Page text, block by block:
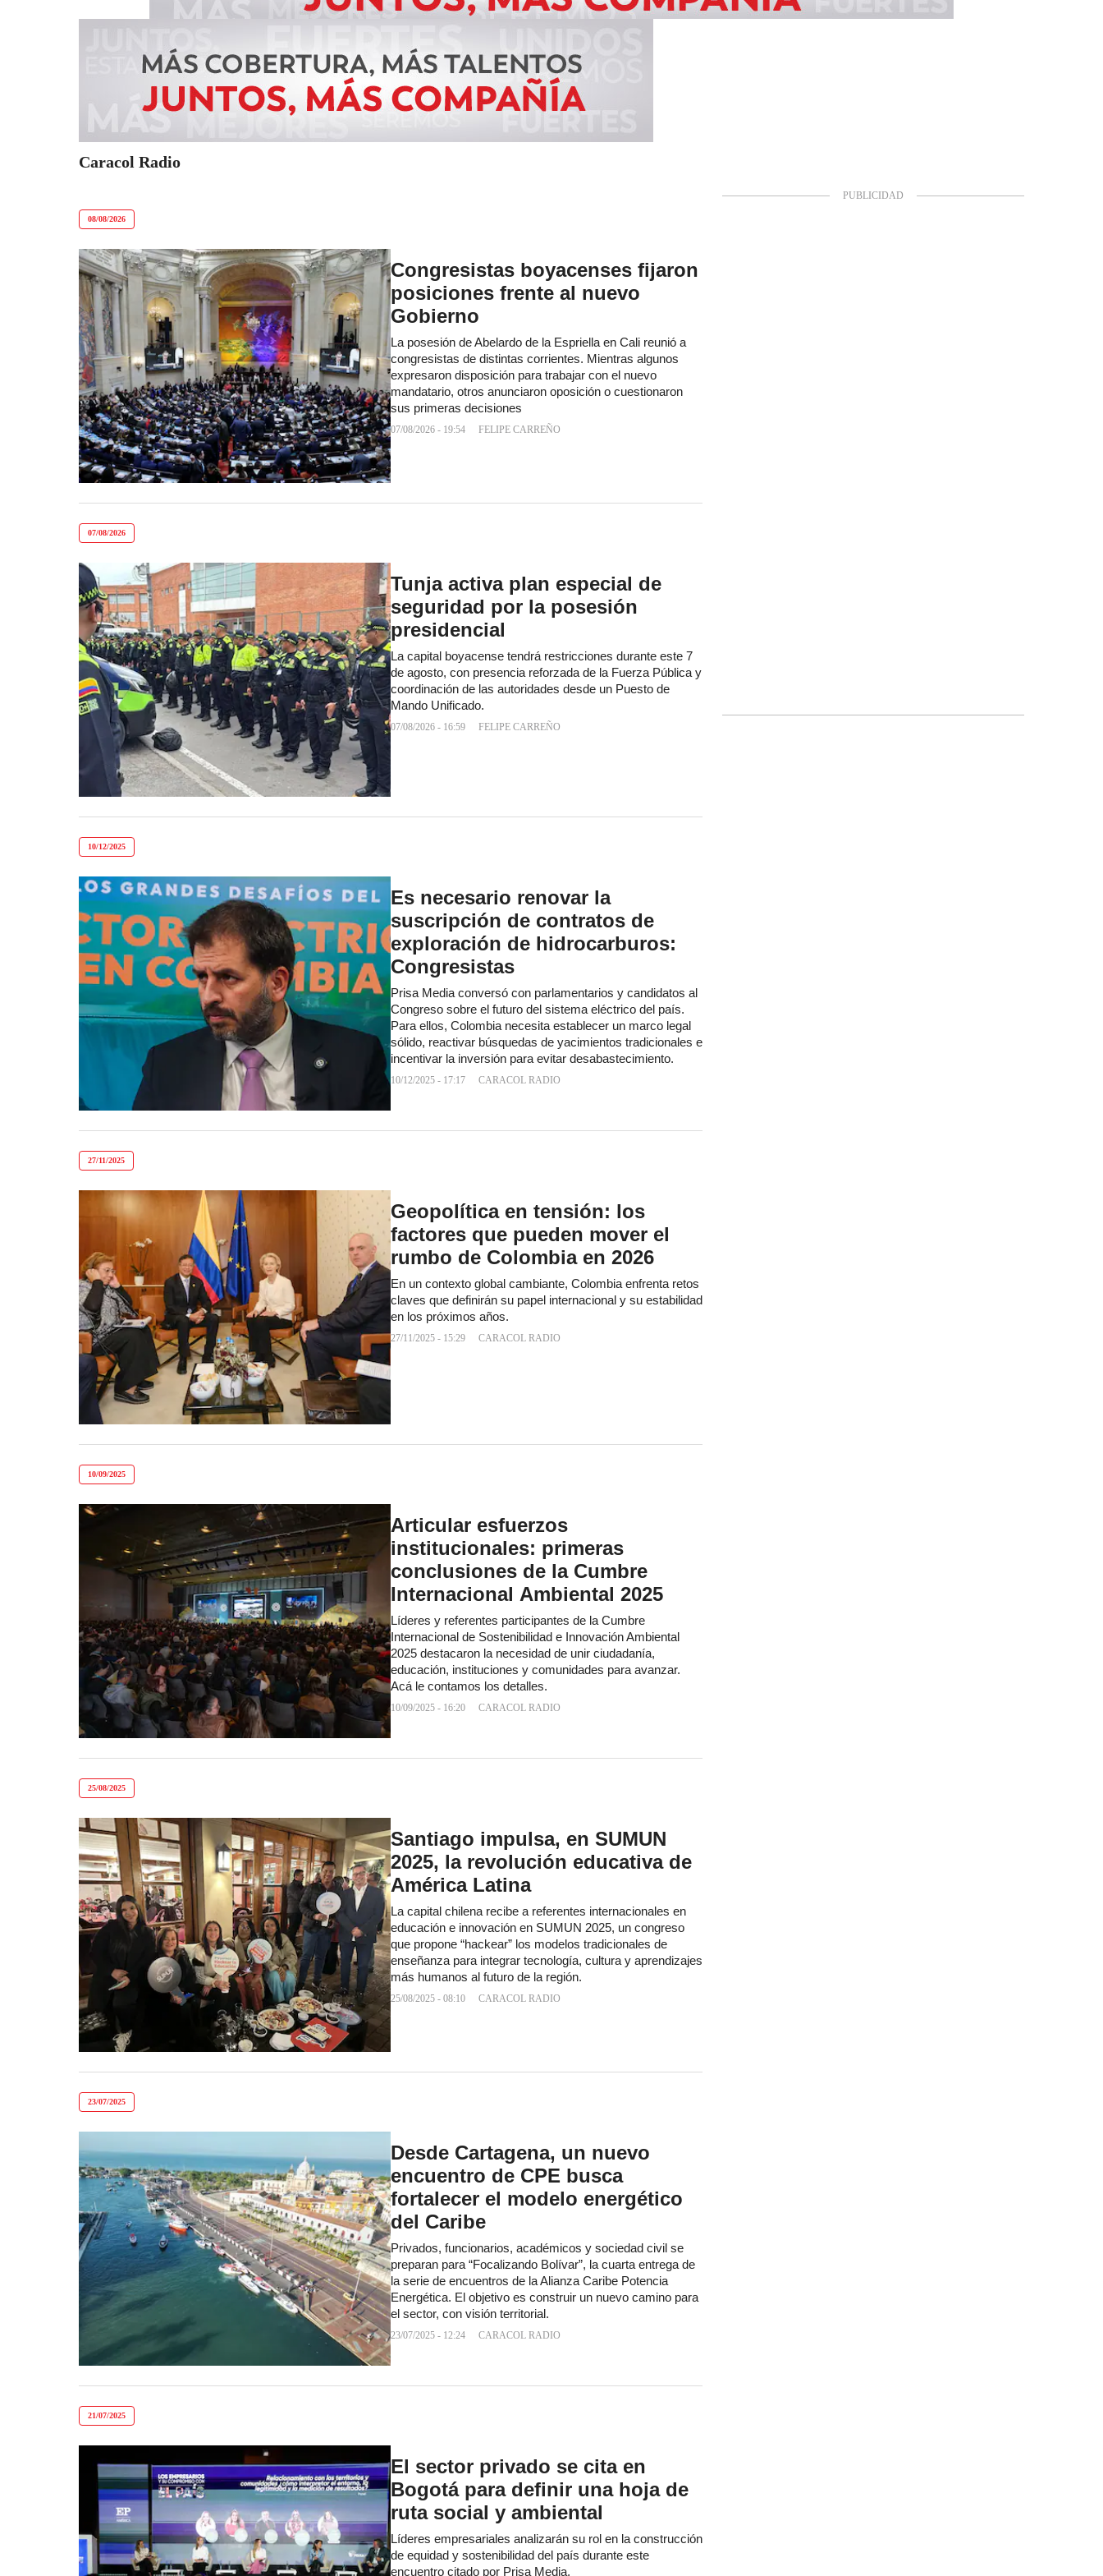
Caracol Radio
08/08/2026
Congresistas boyacenses fijaron
posiciones frente al nuevo
Gobierno
La posesión de Abelardo de la Espriella en Cali reunió a
congresistas de distintas corrientes. Mientras algunos
expresaron disposición para trabajar con el nuevo
mandatario, otros anunciaron oposición o cuestionaron
sus primeras decisiones
07/08/2026 - 19:54 FELIPE CARREÑO
07/08/2026
Tunja activa plan especial de
seguridad por la posesión
presidencial
La capital boyacense tendrá restricciones durante este 7
de agosto, con presencia reforzada de la Fuerza Pública y
coordinación de las autoridades desde un Puesto de
Mando Unificado.
07/08/2026 - 16:59 FELIPE CARREÑO
10/12/2025
Es necesario renovar la
suscripción de contratos de
exploración de hidrocarburos:
Congresistas
Prisa Media conversó con parlamentarios y candidatos al
Congreso sobre el futuro del sistema eléctrico del país.
Para ellos, Colombia necesita establecer un marco legal
sólido, reactivar búsquedas de yacimientos tradicionales e
incentivar la inversión para evitar desabastecimiento.
10/12/2025 - 17:17 CARACOL RADIO
27/11/2025
Geopolítica en tensión: los
factores que pueden mover el
rumbo de Colombia en 2026
En un contexto global cambiante, Colombia enfrenta retos
claves que definirán su papel internacional y su estabilidad
en los próximos años.
27/11/2025 - 15:29 CARACOL RADIO
10/09/2025
Articular esfuerzos
institucionales: primeras
conclusiones de la Cumbre
Internacional Ambiental 2025
Líderes y referentes participantes de la Cumbre
Internacional de Sostenibilidad e Innovación Ambiental
2025 destacaron la necesidad de unir ciudadanía,
educación, instituciones y comunidades para avanzar.
Acá le contamos los detalles.
10/09/2025 - 16:20 CARACOL RADIO
25/08/2025
Santiago impulsa, en SUMUN
2025, la revolución educativa de
América Latina
La capital chilena recibe a referentes internacionales en
educación e innovación en SUMUN 2025, un congreso
que propone “hackear” los modelos tradicionales de
enseñanza para integrar tecnología, cultura y aprendizajes
más humanos al futuro de la región.
25/08/2025 - 08:10 CARACOL RADIO
23/07/2025
Desde Cartagena, un nuevo
encuentro de CPE busca
fortalecer el modelo energético
del Caribe
Privados, funcionarios, académicos y sociedad civil se
preparan para “Focalizando Bolívar”, la cuarta entrega de
la serie de encuentros de la Alianza Caribe Potencia
Energética. El objetivo es construir un nuevo camino para
el sector, con visión territorial.
23/07/2025 - 12:24 CARACOL RADIO
21/07/2025
El sector privado se cita en
Bogotá para definir una hoja de
ruta social y ambiental
Líderes empresariales analizarán su rol en la construcción
de equidad y sostenibilidad del país durante este
encuentro citado por Prisa Media.